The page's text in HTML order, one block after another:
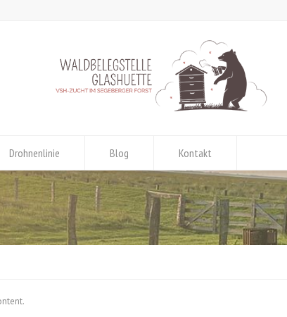
Drohnenlinie Blog Kontakt